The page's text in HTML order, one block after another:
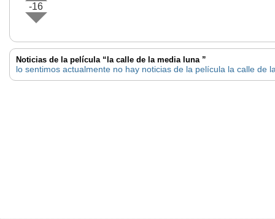
-16
Noticias de la película “la calle de la media luna ”
lo sentimos actualmente no hay noticias de la película la calle de